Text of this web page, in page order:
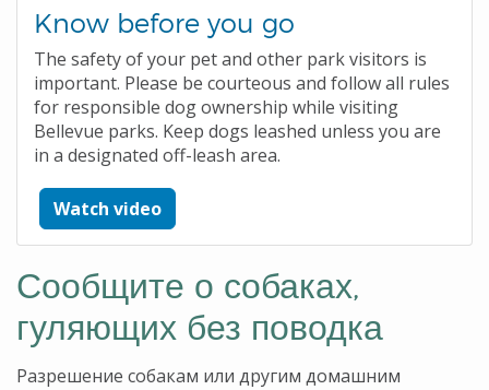
Know before you go
The safety of your pet and other park visitors is
important. Please be courteous and follow all rules
for responsible dog ownership while visiting
Bellevue parks. Keep dogs leashed unless you are
in a designated off-leash area.
Watch video
Сообщите о собаках,
гуляющих без поводка
Разрешение собакам или другим домашним